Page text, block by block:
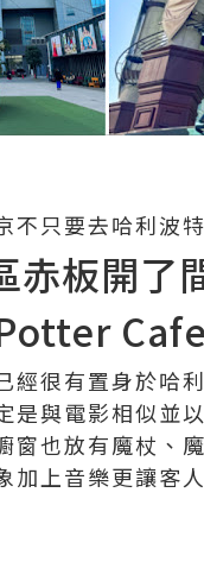
不只要去哈利波
赤板開了
Cafe
經很有置身於哈
是與電影相似並
窗也放有魔杖、
加上音樂更讓客